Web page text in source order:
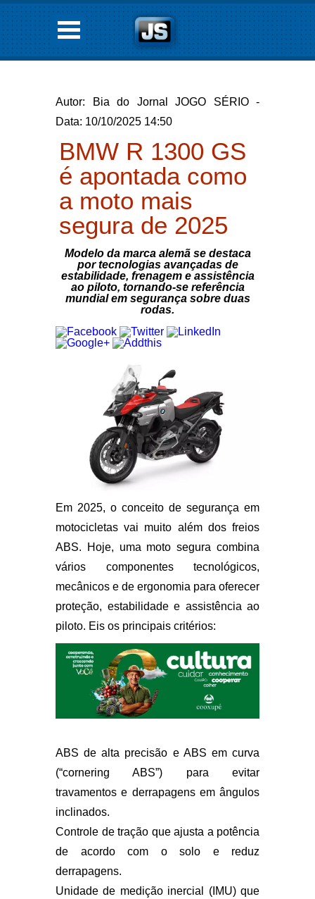
Autor: Bia do Jornal JOGO SÉRIO -
Data: 10/10/2025 14:50
BMW R 1300 GS
é apontada como
a moto mais
segura de 2025
Modelo da marca alemã se destaca
por tecnologias avançadas de
estabilidade, frenagem e assistência
ao piloto, tornando-se referência
mundial em segurança sobre duas
rodas.
Em 2025, o conceito de segurança em
motocicletas vai muito além dos freios
ABS. Hoje, uma moto segura combina
vários componentes tecnológicos,
mecânicos e de ergonomia para oferecer
proteção, estabilidade e assistência ao
piloto. Eis os principais critérios:
ABS de alta precisão e ABS em curva
(“cornering ABS”) para evitar
travamentos e derrapagens em ângulos
inclinados.
Controle de tração que ajusta a potência
de acordo com o solo e reduz
derrapagens.
Unidade de medição inercial (IMU)que